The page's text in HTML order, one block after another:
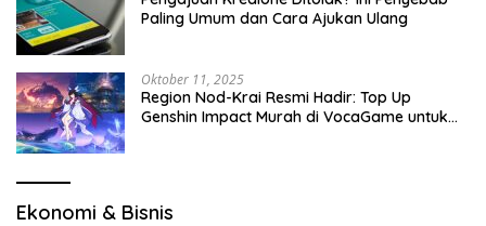
Paling Umum dan Cara Ajukan Ulang
Oktober 11, 2025
Region Nod-Krai Resmi Hadir: Top Up
Genshin Impact Murah di VocaGame untuk
Ekonomi & Bisnis